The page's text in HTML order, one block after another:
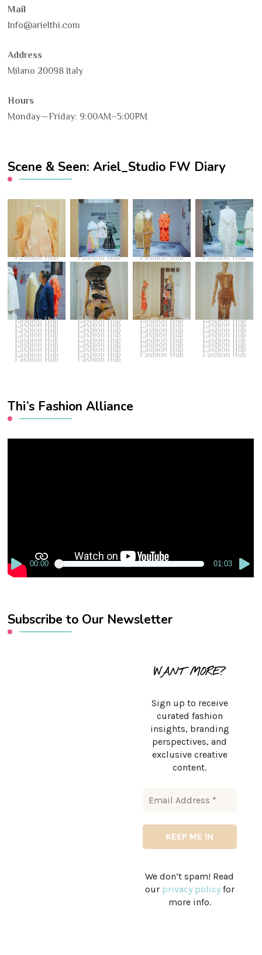
Mail
Info@arielthi.com
Address
Milano 20098 Italy
Hours
Monday—Friday: 9:00AM–5:00PM
Scene & Seen: Ariel_Studio FW Diary
Fashion Hub Fashion Hub Fashion Hub Fashion Hub
Fashion Hub Fashion Hub Fashion Hub Fashion Hub
Fashion Hub Fashion Hub Fashion Hub Fashion Hub
Fashion Hub Fashion Hub Fashion Hub Fashion Hub
Fashion Hub Fashion Hub Fashion Hub Fashion Hub
Fashion Hub Fashion Hub Fashion Hub Fashion Hub
Fashion Hub Fashion Hub Fashion Hub Fashion Hub
Fashion Hub Fashion Hub Fashion Hub Fashion Hub
Fashion Hub Fashion Hub Fashion Hub Fashion Hub
Fashion Hub Fashion Hub
Thi’s Fashion Alliance
00:00 01:03
Subscribe to Our Newsletter
WANT MORE?
Sign up to receive
curated fashion
insights, branding
perspectives, and
exclusive creative
content.
We don’t spam! Read
our privacy policyfor
more info.